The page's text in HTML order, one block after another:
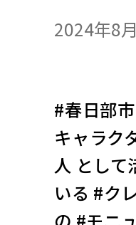
2024年8
#春日部
キャラク
人 として
いる #ク